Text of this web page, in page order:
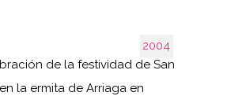
2004
de la festividad de San
la ermita de Arriaga en